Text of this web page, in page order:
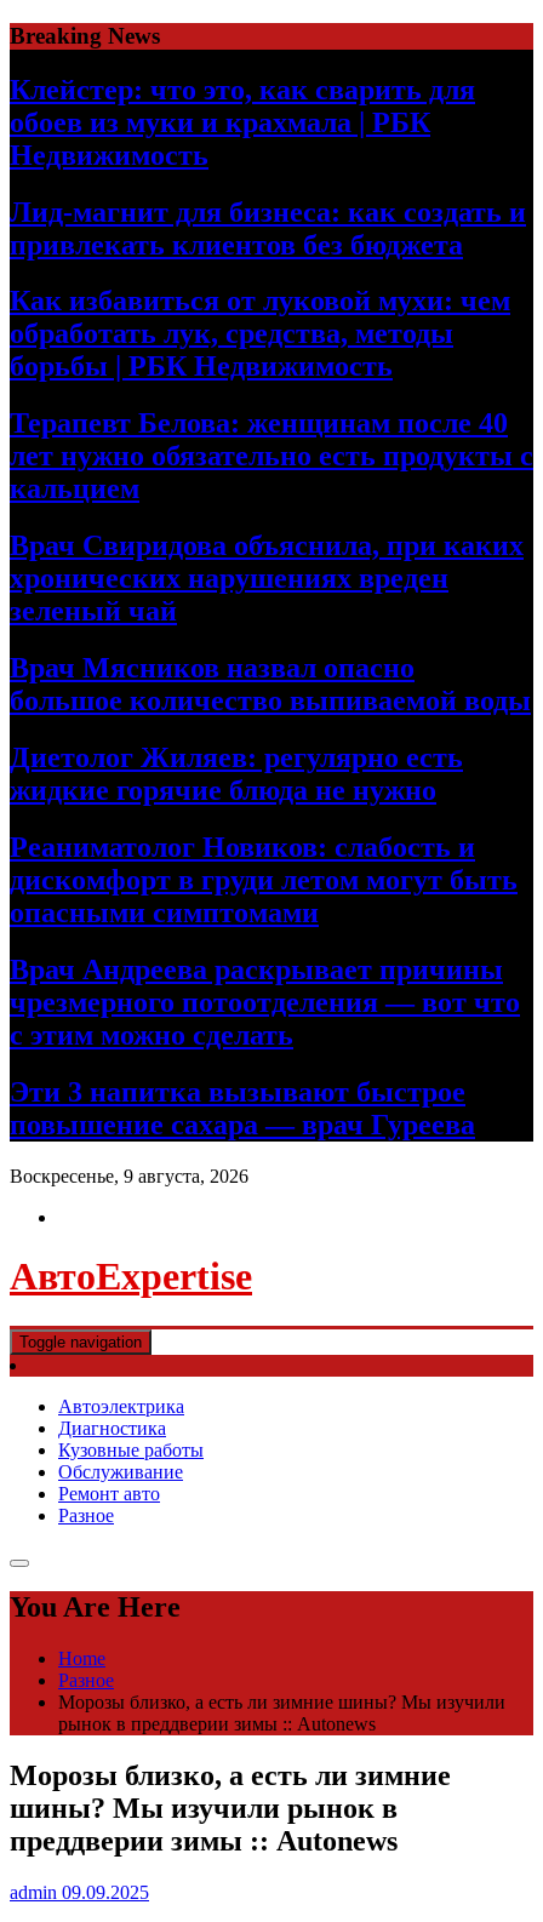
Skip
to
content
Breaking News
Клейстер: что это, как сварить для
обоев из муки и крахмала | РБК
Недвижимость
Лид-магнит для бизнеса: как создать и
привлекать клиентов без бюджета
Как избавиться от луковой мухи: чем
обработать лук, средства, методы
борьбы | РБК Недвижимость
Терапевт Белова: женщинам после 40
лет нужно обязательно есть продукты с
кальцием
Врач Свиридова объяснила, при каких
хронических нарушениях вреден
зеленый чай
Врач Мясников назвал опасно
большое количество выпиваемой воды
Диетолог Жиляев: регулярно есть
жидкие горячие блюда не нужно
Реаниматолог Новиков: слабость и
дискомфорт в груди летом могут быть
опасными симптомами
Врач Андреева раскрывает причины
чрезмерного потоотделения — вот что
с этим можно сделать
Эти 3 напитка вызывают быстрое
повышение сахара — врач Гуреева
Воскресенье, 9 августа, 2026
АвтоExpertise
Toggle navigation
Автоэлектрика
Диагностика
Кузовные работы
Обслуживание
Ремонт авто
Разное
You Are Here
Home
Разное
Морозы близко, а есть ли зимние шины? Мы изучили
рынок в преддверии зимы :: Autonews
Морозы близко, а есть ли зимние
шины? Мы изучили рынок в
преддверии зимы :: Autonews
admin 09.09.2025